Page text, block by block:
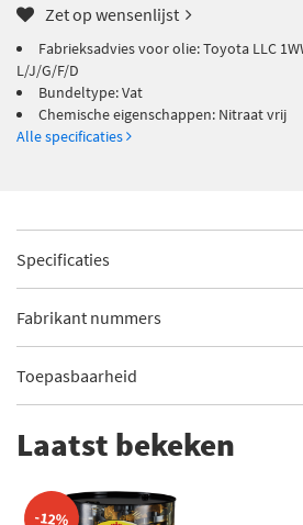
Zet op wensenlijst
Fabrieksadvies voor olie: Toyota LLC
L/J/G/F/D
Bundeltype: Vat
Chemische eigenschappen: Nitraat vrij
Alle specificaties
Specificaties
Fabrikantcode
37391
Categorie
Koelvloeistof
Bekijk meer
Kroon Oil
Fabrieksadvies
voor olie
L/J/G/F/D
Fabrikant nummers
ASTM D3306
CNH JIC-501
Cummins 85T8-2
Deutz DQC CA-14
Toepasbaarheid
Laatst bekeken
-12%